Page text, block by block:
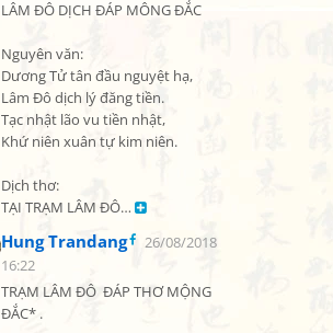
LÂM ĐÔ DỊCH ĐÁP MÔNG ĐẮC
Nguyên văn:
Dương Tử tân đầu nguyệt hạ,
Lâm Đô dịch lý đăng tiền.
Tạc nhật lão vu tiền nhật,
Khứ niên xuân tự kim niên.
Dịch thơ:
TẠI TRẠM LÂM ĐÔ…
Hung Trandang
26/08/2018
16:22
TRẠM LÂM ĐÔ  ĐÁP THƠ MỘNG
ĐẮC* .